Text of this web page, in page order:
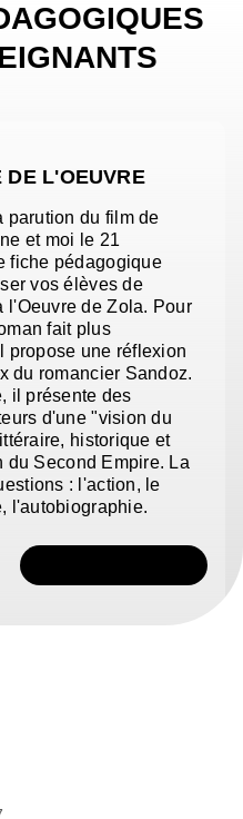
DE L'OEUVRE
parution du film de
et moi le 21
fiche pédagogique
vos élèves de
l'Oeuvre de Zola. Pour
fait plus
propose une réflexion
du romancier Sandoz.
il présente des
d'une "vision du
historique et
Second Empire. La
: l'action, le
l'autobiographie.